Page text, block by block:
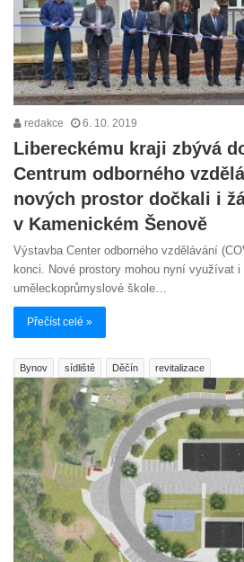
redakce 6. 10. 2019
Libereckému kraji zbývá
Centrum odborného
nových prostor dočkali i
v Kamenickém Šenově
Výstavba Center odborného vzdělávání
konci. Nové prostory mohou nyní využívat
uměleckoprůmyslové škole…
Přečíst celé »
Bynov sídliště Děčín revitalizace